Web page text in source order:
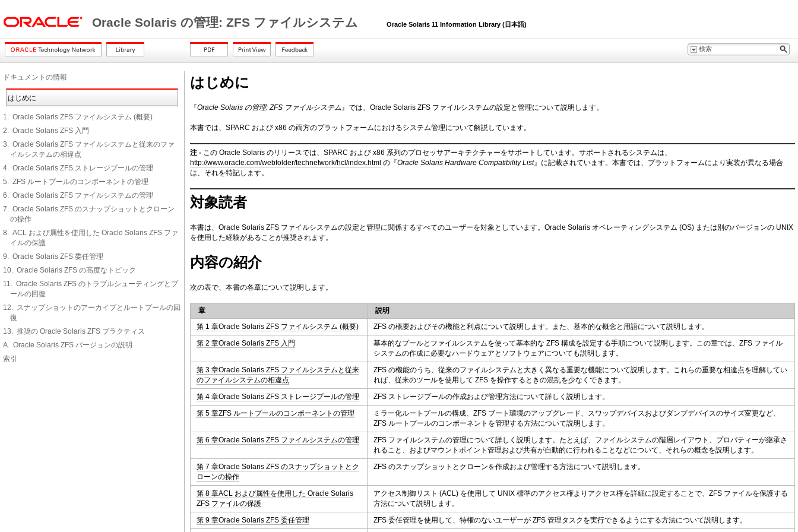
Oracle Solaris の管理: ZFS ファイルシステム Oracle Solaris 11 Information Library (日本語)
ドキュメントの情報
はじめに
1. Oracle Solaris ZFS ファイルシステム (概要)
2. Oracle Solaris ZFS 入門
3. Oracle Solaris ZFS ファイルシステムと従来のファ
イルシステムの相違点
4. Oracle Solaris ZFS ストレージプールの管理
5. ZFS ルートプールのコンポーネントの管理
6. Oracle Solaris ZFS ファイルシステムの管理
7. Oracle Solaris ZFS のスナップショットとクローン
の操作
8. ACL および属性を使用した Oracle Solaris ZFS ファ
イルの保護
9. Oracle Solaris ZFS 委任管理
10. Oracle Solaris ZFS の高度なトピック
11. Oracle Solaris ZFS のトラブルシューティングとプ
ールの回復
12. スナップショットのアーカイブとルートプールの回
復
13. 推奨の Oracle Solaris ZFS プラクティス
A. Oracle Solaris ZFS バージョンの説明
索引
はじめに
『Oracle Solaris の管理: ZFS ファイルシステム』では、Oracle Solaris ZFS ファイルシステムの設定と管理について説明します。
本書では、SPARC および x86 の両方のプラットフォームにおけるシステム管理について解説しています。
注 - この Oracle Solaris のリリースでは、SPARC および x86 系列のプロセッサアーキテクチャーをサポートしています。サポートされるシステムは、
http://www.oracle.com/webfolder/technetwork/hcl/index.html の『Oracle Solaris Hardware Compatibility List』に記載されています。本書では、プラットフォームにより実装が異なる場合
は、それを特記します。
対象読者
本書は、Oracle Solaris ZFS ファイルシステムの設定と管理に関係するすべてのユーザーを対象としています。Oracle Solaris オペレーティングシステム (OS) または別のバージョンの UNIX
を使用した経験があることが推奨されます。
内容の紹介
次の表で、本書の各章について説明します。
章
説明
第 1 章Oracle Solaris ZFS ファイルシステム (概要)
ZFS の概要およびその機能と利点について説明します。また、基本的な概念と用語について説明します。
第 2 章Oracle Solaris ZFS 入門
基本的なプールとファイルシステムを使って基本的な ZFS 構成を設定する手順について説明します。この章では、ZFS ファイル
システムの作成に必要なハードウェアとソフトウェアについても説明します。
第 3 章Oracle Solaris ZFS ファイルシステムと従来
のファイルシステムの相違点
ZFS の機能のうち、従来のファイルシステムと大きく異なる重要な機能について説明します。これらの重要な相違点を理解してい
れば、従来のツールを使用して ZFS を操作するときの混乱を少なくできます。
第 4 章Oracle Solaris ZFS ストレージプールの管理
ZFS ストレージプールの作成および管理方法について詳しく説明します。
第 5 章ZFS ルートプールのコンポーネントの管理
ミラー化ルートプールの構成、ZFS ブート環境のアップグレード、スワップデバイスおよびダンプデバイスのサイズ変更など、
ZFS ルートプールのコンポーネントを管理する方法について説明します。
第 6 章Oracle Solaris ZFS ファイルシステムの管理
ZFS ファイルシステムの管理について詳しく説明します。たとえば、ファイルシステムの階層レイアウト、プロパティーが継承さ
れること、およびマウントポイント管理および共有が自動的に行われることなどについて、それらの概念を説明します。
第 7 章Oracle Solaris ZFS のスナップショットとク
ローンの操作
ZFS のスナップショットとクローンを作成および管理する方法について説明します。
第 8 章ACL および属性を使用した Oracle Solaris
ZFS ファイルの保護
アクセス制御リスト (ACL) を使用して UNIX 標準のアクセス権よりアクセス権を詳細に設定することで、ZFS ファイルを保護する
方法について説明します。
第 9 章Oracle Solaris ZFS 委任管理
ZFS 委任管理を使用して、特権のないユーザーが ZFS 管理タスクを実行できるようにする方法について説明します。